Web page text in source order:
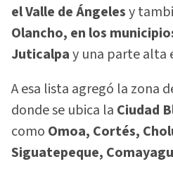
el Valle de Ángelesy
Olancho, en los
Juticalpay una parte alta
A esa lista agregó la zona
donde se ubica la Ciudad
como Omoa, Cortés,
Siguatepeque,